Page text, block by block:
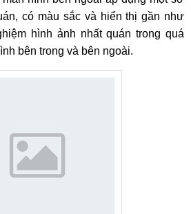
có màu sắc và hiển thị gần như
hình ảnh nhất quán trong quá
bên trong và bên ngoài.